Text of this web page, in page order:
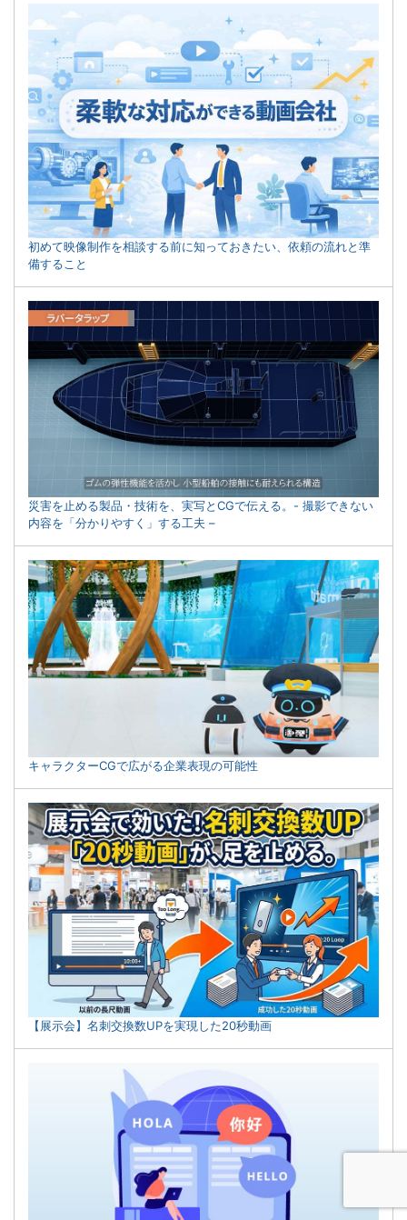
初めて映像制作を相談する前に知っておきたい、依頼の流れと準
備すること
災害を止める製品・技術を、実写とCGで伝える。- 撮影できない
内容を「分かりやすく」する工夫 –
キャラクターCGで広がる企業表現の可能性
【展示会】名刺交換数UPを実現した20秒動画